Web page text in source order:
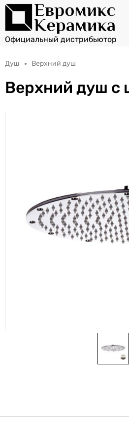
Душ Верхний душ
Верхний душ с